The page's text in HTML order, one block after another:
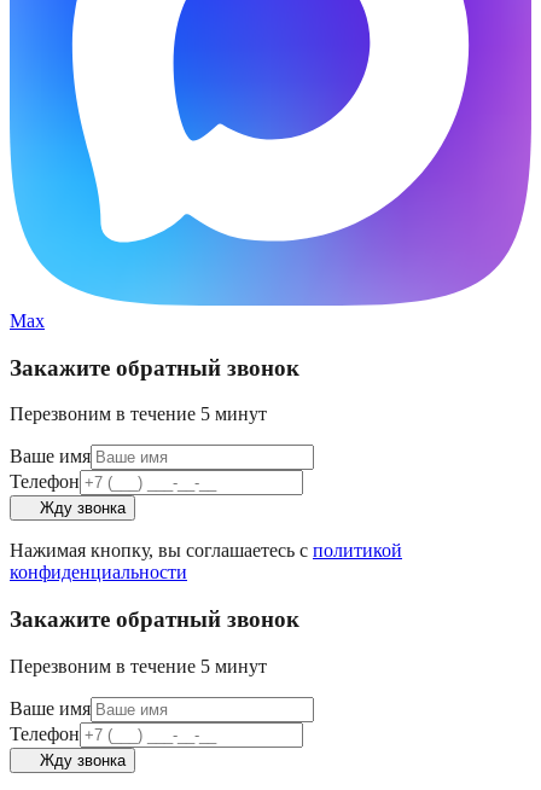
Max
Закажите обратный звонок
Перезвоним в течение 5 минут
Ваше имя
Телефон
Жду звонка
Нажимая кнопку, вы соглашаетесь с политикой
конфиденциальности
Закажите обратный звонок
Перезвоним в течение 5 минут
Ваше имя
Телефон
Жду звонка